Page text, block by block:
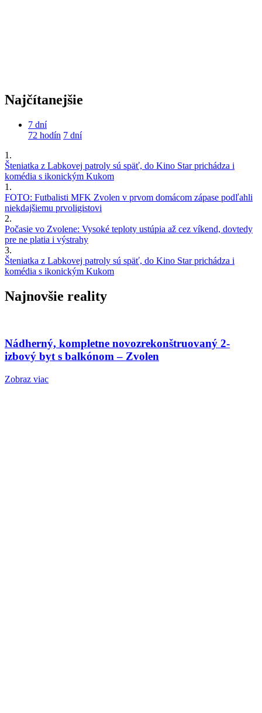
Najčítanejšie
7 dní
72 hodín 7 dní
1.
Šteniatka z Labkovej patroly sú späť, do Kino Star prichádza i
komédia s ikonickým Kukom
1.
FOTO: Futbalisti MFK Zvolen v prvom domácom zápase podľahli
niekdajšiemu prvoligistovi
2.
Počasie vo Zvolene: Vysoké teploty ustúpia až cez víkend, dovtedy
pre ne platia i výstrahy
3.
Šteniatka z Labkovej patroly sú späť, do Kino Star prichádza i
komédia s ikonickým Kukom
Najnovšie reality
Nádherný, kompletne novozrekonštruovaný 2-
izbový byt s balkónom – Zvolen
Zobraz viac